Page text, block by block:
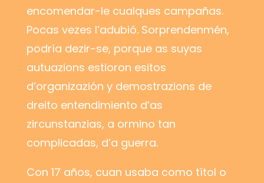
encomendar-le cualques campañas.
Pocas vezes l’adubió. Sorprendenmén,
podría dezir-se, porque as suyas
autuazions estioron esitos
d’organizazión y demostrazions de
dreito entendimiento d’as
zircunstanzias, a ormino tan
complicadas, d’a guerra.
Con 17 años, cuan usaba como títol o